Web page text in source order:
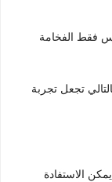
فقط الفخامة
تجعل تجربة
الاستفادة